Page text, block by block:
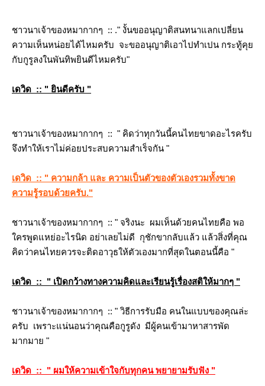
ชาวนาเจ้าของหมากากๆ :: ." งั้นขออนุญาติสนทนาแลกเปลี่ยน
ความเห็นหน่อยได้ไหมครับ จะขออนุญาติเอาไปทำเปน กระทู้คุ
กับกูรูลงในพันทิพยินดีไหมครับ"
เดวิด :: " ยินดีครับ "
ชาวนาเจ้าของหมากากๆ :: " คิดว่าทุกวันนี้คนไทยขาดอะไรครับ
จึงทำให้เราไม่ค่อยประสบความสำเร็จกัน "
เดวิด :: " ความกล้า และ ความเป็นตัวของตัวเองรวมทั้งขาด
ความรู้รอบด้วยครับ."
ชาวนาเจ้าของหมากากๆ :: " จริงนะ ผมเห็นด้วยคนไทยคือ พอ
ครพูดแหย่อะไรนิด อย่าเลยไม่ดี กุชักขากลับแล้ว แล้วสิ่งที่คุณ
คิดว่าคนไทยควรจะติดอาวุธให้ตัวเองมากที่สุดในตอนนี้คือ "
เดวิด :: " เปิดกว้างทางความคิดและเรียนรู้เรื่องสติให้มากๆ "
ชาวนาเจ้าของหมากากๆ :: " วิธีการรับมือ คนในแบบของคุณล่ะ
ครับ เพราะแน่นอนว่าคุณคือกูรูดัง มีผู้คนเข้ามาหาสารพัด
มากมา "
เดวิด :: " ผมให้ความเข้าใจกับทุกคน พยายามรับฟัง "